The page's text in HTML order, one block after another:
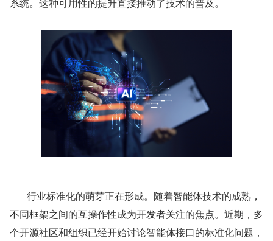
系统。这种可用性的提升直接推动了技术的普及。
不同框架之间的互操作性成为开发者关注的焦点。近期，多
个开源社区和组织已经开始讨论智能体接口的标准化问题，